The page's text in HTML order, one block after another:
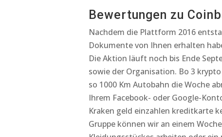
Bewertungen zu
Nachdem die Plattform 2016
Dokumente von Ihnen erhalten
Die Aktion läuft noch bis Ende
sowie der Organisation. Bo 3
so 1000 Km Autobahn die Woche
Ihrem Facebook- oder Google-
Kraken geld einzahlen kreditkarte
Gruppe können wir an einem